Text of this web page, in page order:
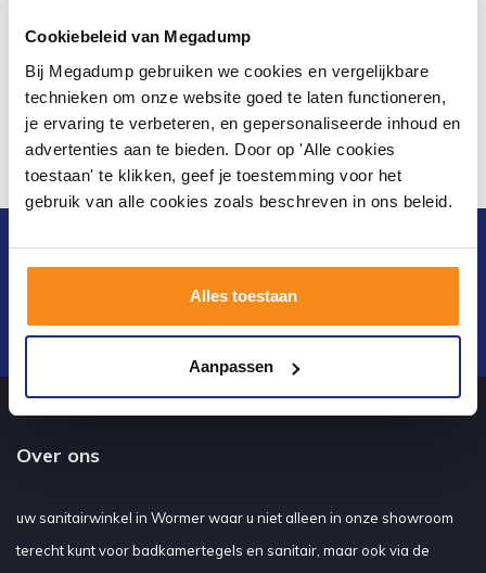
Cookiebeleid van Megadump
Bij Megadump gebruiken we cookies en vergelijkbare
technieken om onze website goed te laten functioneren,
je ervaring te verbeteren, en gepersonaliseerde inhoud en
advertenties aan te bieden. Door op 'Alle cookies
toestaan' te klikken, geef je toestemming voor het
gebruik van alle cookies zoals beschreven in ons beleid.
Alles toestaan
Aanpassen
daarmee bij ons terecht, en zullen wij u helpen met het uizoeken van
een douchebak waar u nog jarenlang plezier van heeft!
Blijf op de hoogte van het laatste nieuws en
ontwikkelingen
Verstuur
Over ons
uw sanitairwinkel in Wormer waar u niet alleen in onze showroom
terecht kunt voor badkamertegels en sanitair, maar ook via de